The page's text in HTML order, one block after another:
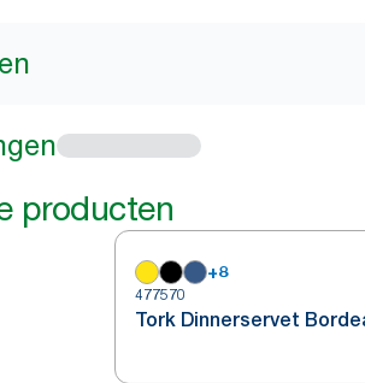
producten
+8
477570
Tork Dinnerservet